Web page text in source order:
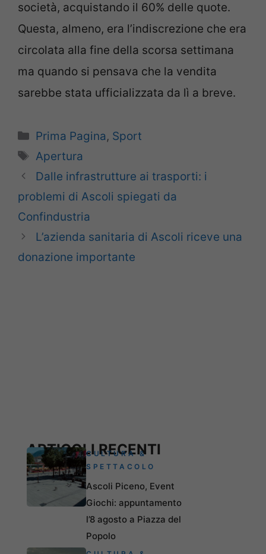
società, acquistando il 60% delle quote.
Questa, almeno, era l’indiscrezione che era
circolata alla fine della scorsa settimana
ma quando si pensava che la vendita
sarebbe stata ufficializzata da lì a breve.
Categorie
Prima Pagina, Sport
Tag
Apertura
Dalle infrastrutture ai trasporti: i
problemi di Ascoli spiegati da
Confindustria
L’azienda sanitaria di Ascoli riceve una
donazione importante
ARTICOLI RECENTI
CULTURA &
SPETTACOLO
Ascoli Piceno, Event
Giochi: appuntamento
l’8 agosto a Piazza del
Popolo